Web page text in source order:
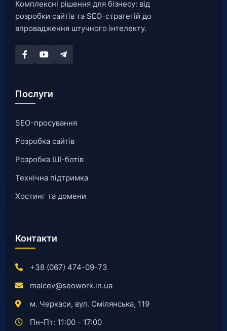
Комплексні рішення для бізнесу: від
розробки сайтів та SEO-стратегій до
впровадження штучного інтелекту.
Послуги
SEO-просування
Розробка сайтів
Розробка ШІ-ботів
Технічна підтримка
Хостинг та домени
Контакти
+38 (067) 474-09-73
malcev@seowork.in.ua
м. Черкаси, вул. Смілянська, 119
Пн-Пт: 11:00 - 17:00